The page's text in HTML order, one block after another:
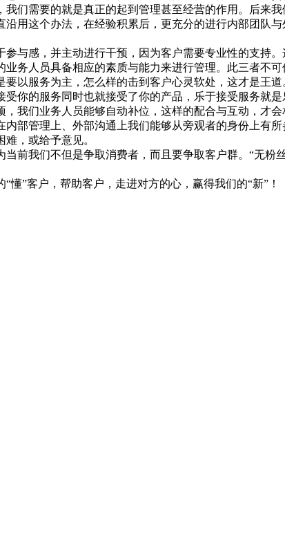
们需要的就是真正的起到管理甚至经营的作用。后来
用这个办法，在经验积累后，更充分的进行内部团队
感，并主动进行干预，因为客户需要专业性的支持。
务人员具备相应的素质与能力来进行管理。此三者不可
服务为主，怎么样的击到客户心灵软处，这才是王
你的服务同时也就接受了你的产品，乐于接受服务就
我们业务人员能够自动补位，这样的配合与互动，才会
管理上、外部沟通上我们能够从旁观者的身份上有所
，或给予意见。
我们不但是争取消费者，而且要争取客户群。“无粉
”客户，帮助客户，走进对方的心，赢得我们的“新”！